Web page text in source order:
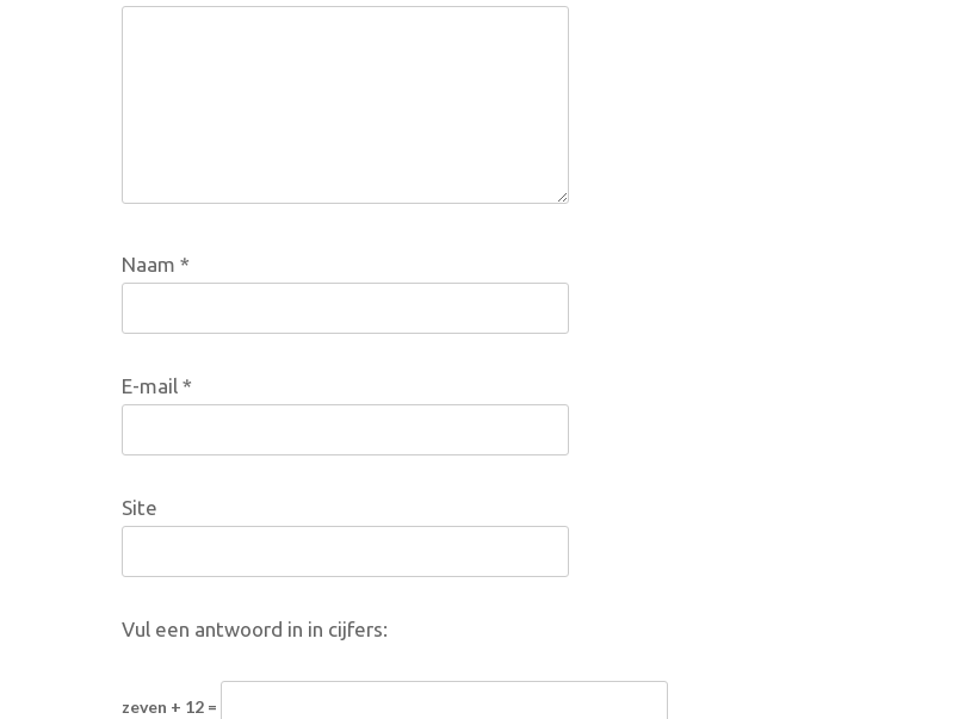
Naam *
E-mail *
Site
Vul een antwoord in in cijfers:
zeven + 12 =